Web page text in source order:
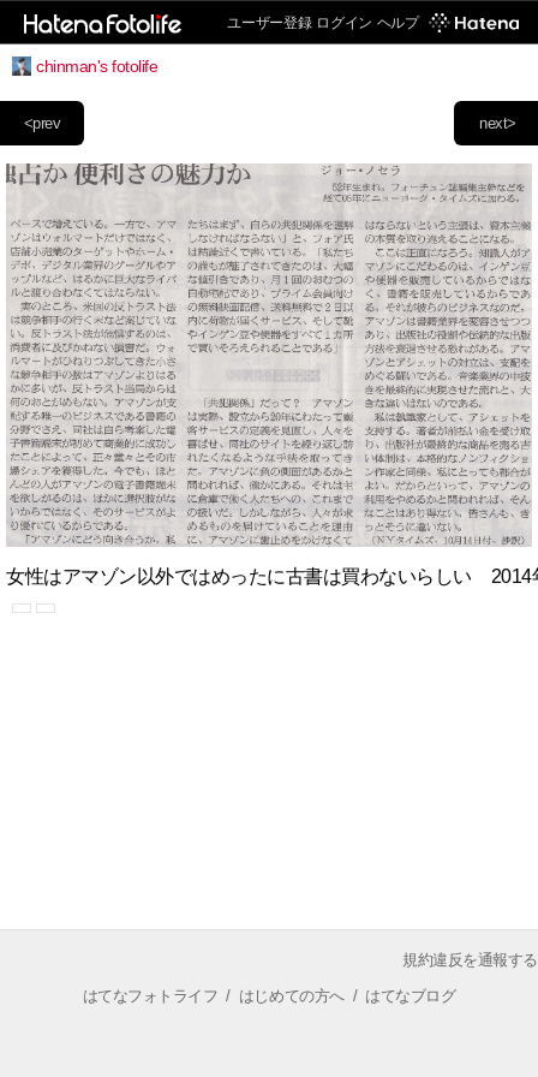
ユーザー登録 ログイン ヘルプ
chinman's fotolife
next>
<prev
女性はアマゾン以外ではめったに古書は買わないらしい 2014
規約違反を通報する
はてなフォトライフ / はじめての方へ/ はてなブログ